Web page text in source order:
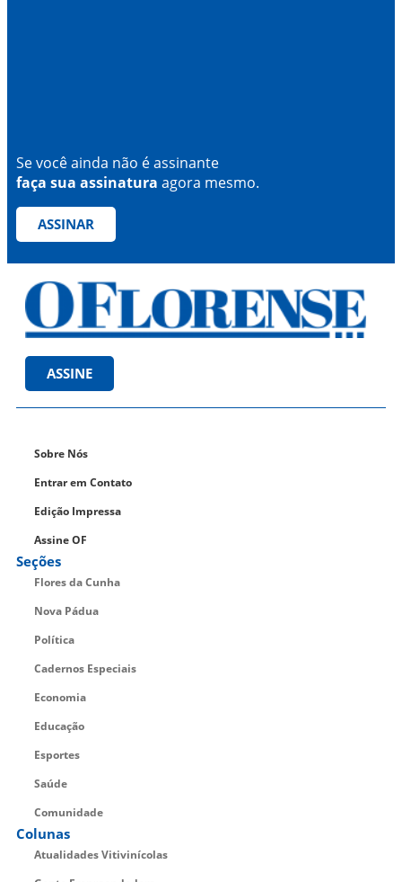
Se você ainda não é assinante
faça sua assinatura agora mesmo.
ASSINAR
ASSINE
Sobre Nós
Entrar em Contato
Edição Impressa
Assine OF
Seções
Flores da Cunha
Nova Pádua
Política
Cadernos Especiais
Economia
Educação
Esportes
Saúde
Comunidade
Colunas
Atualidades Vitivinícolas